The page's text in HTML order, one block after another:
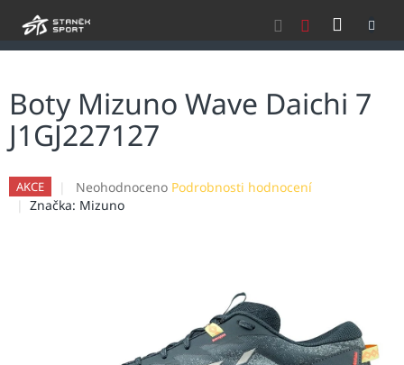
Boty Mizuno Wave Daichi 7
J1GJ227127
AKCE
Průměrné
hodnocení
Neohodnoceno Podrobnosti hodnocení
Značka: Mizuno